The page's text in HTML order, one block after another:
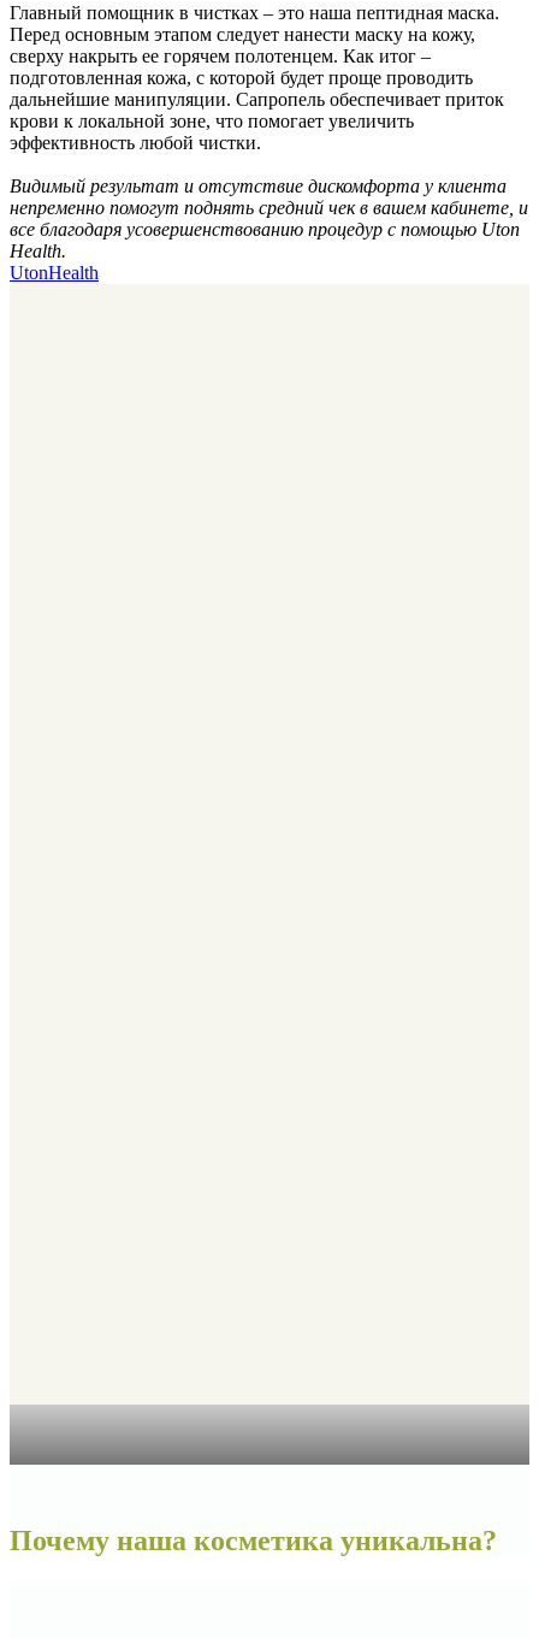
Главный помощник в чистках – это наша пептидная маска.
Перед основным этапом следует нанести маску на кожу,
сверху накрыть ее горячем полотенцем. Как итог –
подготовленная кожа, с которой будет проще проводить
дальнейшие манипуляции. Сапропель обеспечивает приток
крови к локальной зоне, что помогает увеличить
эффективность любой чистки.
Видимый результат и отсутствие дискомфорта у клиента
непременно помогут поднять средний чек в вашем кабинете, и
все благодаря усовершенствованию процедур с помощью Uton
Health.
UtonHealth
Почему наша косметика уникальна?